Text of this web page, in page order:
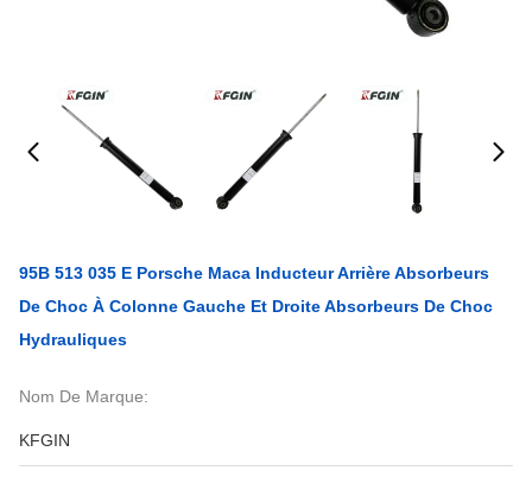
95B 513 035 E Porsche Maca Inducteur Arrière Absorbeurs
De Choc À Colonne Gauche Et Droite Absorbeurs De Choc
Hydrauliques
Nom De Marque:
KFGIN